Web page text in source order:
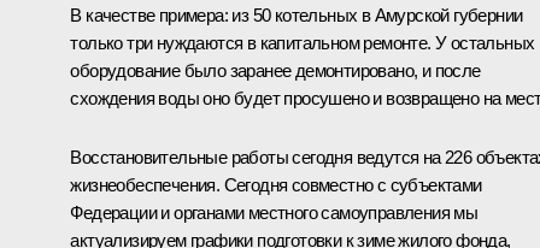
В качестве примера: из 50 котельных в Амурской губернии
только три нуждаются в капитальном ремонте. У остальных
оборудование было заранее демонтировано, и после
схождения воды оно будет просушено и возвращено на
Восстановительные работы сегодня ведутся на 226
жизнеобеспечения. Сегодня совместно с субъектами
Федерации и органами местного самоуправления мы
актуализируем графики подготовки к зиме жилого фонда,